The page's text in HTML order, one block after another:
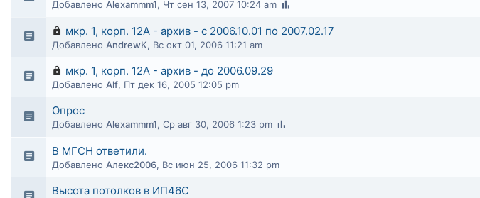
Добавлено Alexammm1, Чт сен 13, 2007 10:24 am
мкр. 1, корп. 12А - архив - с 2006.10.01 по 2007.02.17
Добавлено AndrewK, Вс окт 01, 2006 11:21 am
мкр. 1, корп. 12А - архив - до 2006.09.29
Добавлено Alf, Пт дек 16, 2005 12:05 pm
Опрос
Добавлено Alexammm1, Ср авг 30, 2006 1:23 pm
В МГСН ответили.
Добавлено Алекс2006, Вс июн 25, 2006 11:32 pm
Высота потолков в ИП46С